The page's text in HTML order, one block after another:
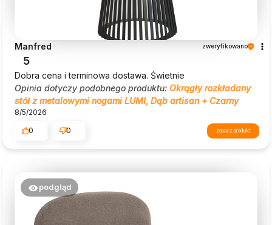
Manfred zweryfikowano
5
Dobra cena i terminowa dostawa. Świetnie
Opinia dotyczy podobnego produktu: Okrągły rozkładany
stół z metalowymi nogami LUMI, Dąb artisan + Czarny
8/5/2026
0
0 zobacz produkt
podgląd